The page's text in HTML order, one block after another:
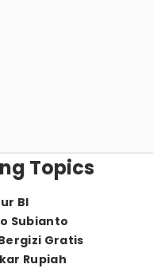
Topics
BI
Subianto
Gratis
Rupiah